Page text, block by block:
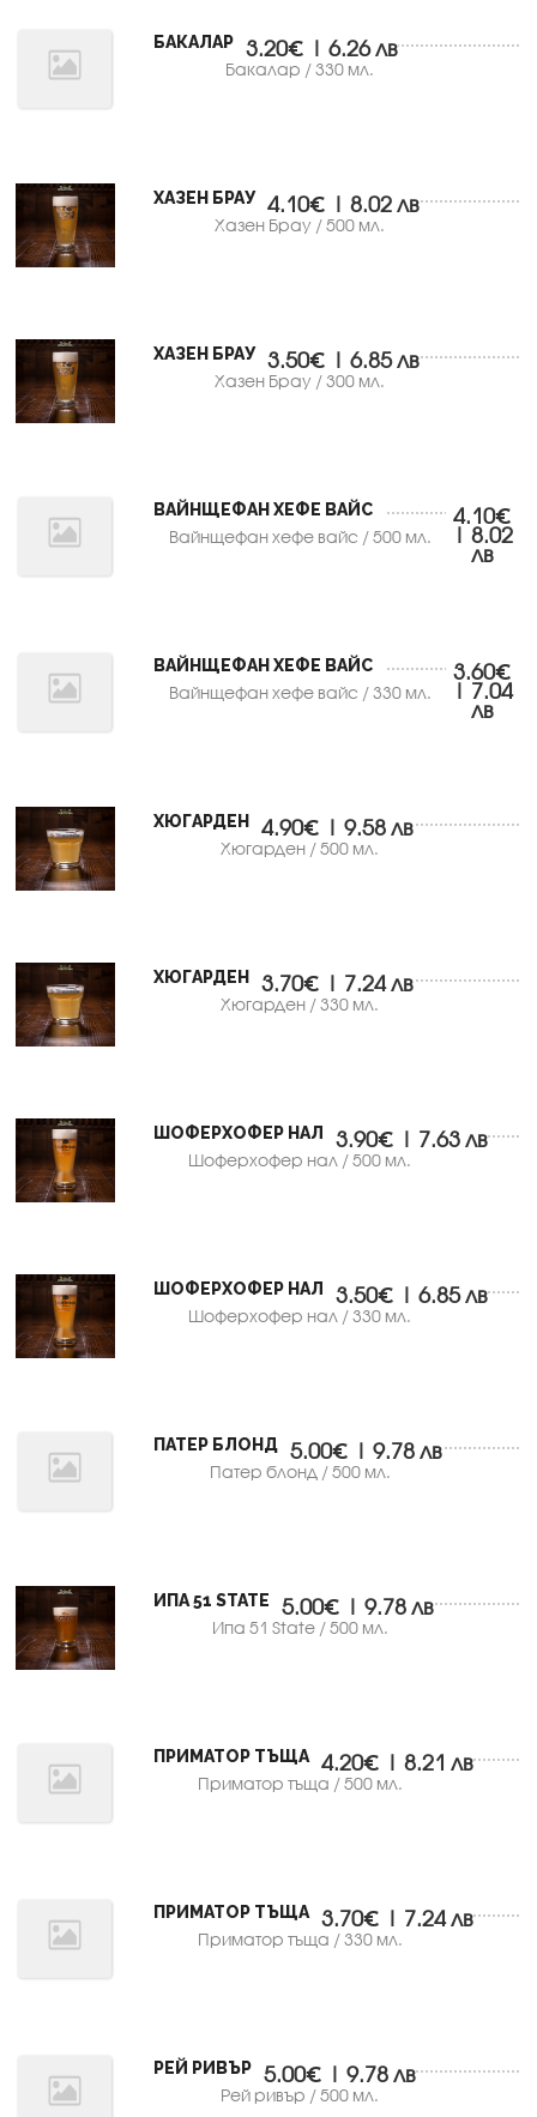
БАКАЛАР
Бакалар / 330 мл.
3.20€ | 6.26 лв
ХАЗЕН БРАУ
Хазен Брау / 500 мл.
4.10€ | 8.02 лв
ХАЗЕН БРАУ
Хазен Брау / 300 мл.
3.50€ | 6.85 лв
ВАЙНЩЕФАН ХЕФЕ ВАЙС
Вайнщефан хефе вайс / 500 мл.
4.10€
| 8.02
лв
ВАЙНЩЕФАН ХЕФЕ ВАЙС
Вайнщефан хефе вайс / 330 мл.
3.60€
| 7.04
лв
ХЮГАРДЕН
Хюгарден / 500 мл.
4.90€ | 9.58 лв
ХЮГАРДЕН
Хюгарден / 330 мл.
3.70€ | 7.24 лв
ШОФЕРХОФЕР НАЛ
Шоферхофер нал / 500 мл.
3.90€ | 7.63 лв
ШОФЕРХОФЕР НАЛ
Шоферхофер нал / 330 мл.
3.50€ | 6.85 лв
ПАТЕР БЛОНД
Патер блонд / 500 мл.
5.00€ | 9.78 лв
ИПА 51 STATE
Ипа 51 State / 500 мл.
5.00€ | 9.78 лв
ПРИМАТОР ТЪЩА
Приматор тъща / 500 мл.
4.20€ | 8.21 лв
ПРИМАТОР ТЪЩА
Приматор тъща / 330 мл.
3.70€ | 7.24 лв
РЕЙ РИВЪР
Рей ривър / 500 мл.
5.00€ | 9.78 лв